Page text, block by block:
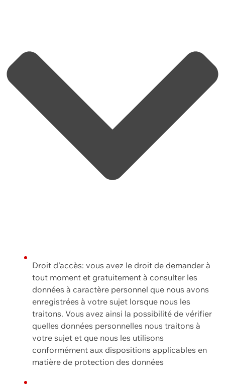
Droit d'accès: vous avez le droit de demander à
tout moment et gratuitement à consulter les
données à caractère personnel que nous avons
enregistrées à votre sujet lorsque nous les
traitons. Vous avez ainsi la possibilité de vérifier
quelles données personnelles nous traitons à
votre sujet et que nous les utilisons
conformément aux dispositions applicables en
matière de protection des données